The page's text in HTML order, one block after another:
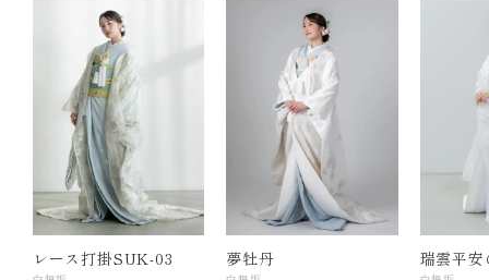
レース打掛SUK-03 夢牡丹 瑞雲平安